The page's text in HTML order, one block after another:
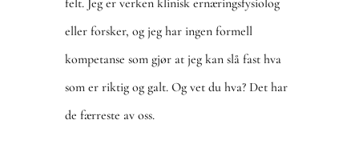
felt. Jeg er verken klinisk ernæringsfysiolog
eller forsker, og jeg har ingen formell
kompetanse som gjør at jeg kan slå fast hva
som er riktig og galt. Og vet du hva? Det har
de færreste av oss.